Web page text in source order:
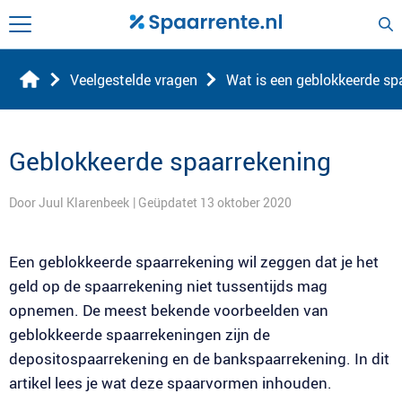
Veelgestelde vragen Wat is een geblokkeerde
Geblokkeerde spaarrekening
Door Juul Klarenbeek | Geüpdatet 13 oktober 2020
Een geblokkeerde spaarrekening wil zeggen dat je het
geld op de spaarrekening niet tussentijds mag
opnemen. De meest bekende voorbeelden van
geblokkeerde spaarrekeningen zijn de
depositospaarrekening en de bankspaarrekening. In dit
artikel lees je wat deze spaarvormen inhouden.